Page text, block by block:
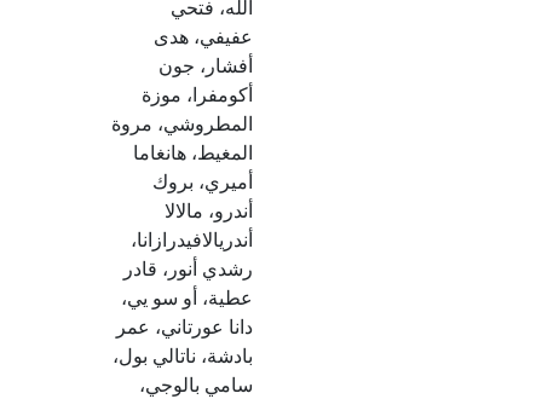
الله، فتحي
عفيفي، هدى
أفشار، جون
أكومفرا، موزة
المطروشي، مروة
المغيط، هانغاما
أميري، بروك
أندرو، مالالا
أندريالافيدرازانا،
رشدي أنور، قادر
عطية، أو سو يي،
دانا عورتاني، عمر
بادشة، ناتالي بول،
سامي بالوجي،